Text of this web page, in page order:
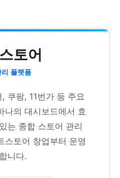
토어
플랫폼
쿠팡, 11번가 등 주요
나의 대시보드에서 효
는 종합 스토어 관리
스토어 창업부터 운영
니다.